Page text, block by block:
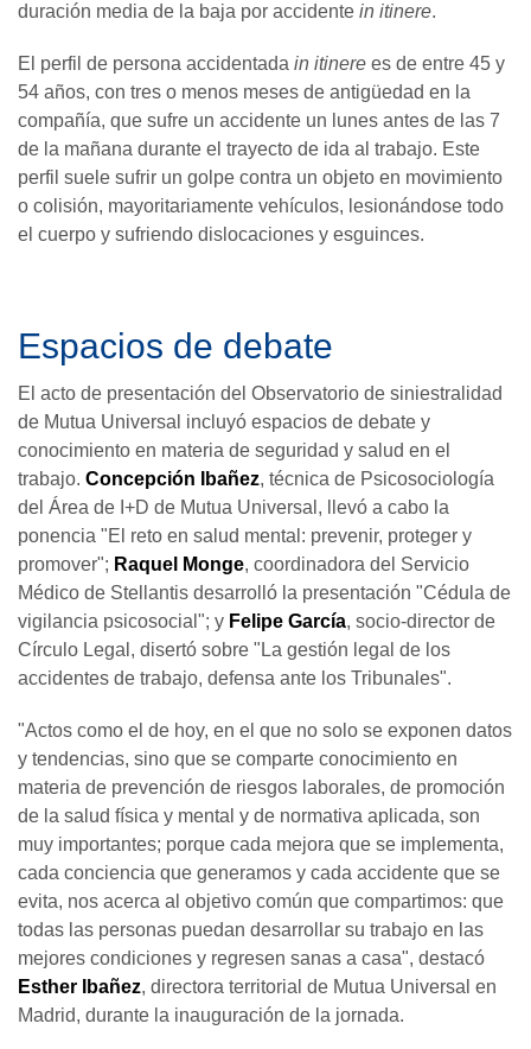
duración media de la baja por accidente in itinere.
El perfil de persona accidentada in itinere es de entre 45 y
54 años, con tres o menos meses de antigüedad en la
compañía, que sufre un accidente un lunes antes de las 7
de la mañana durante el trayecto de ida al trabajo. Este
perfil suele sufrir un golpe contra un objeto en movimiento
o colisión, mayoritariamente vehículos, lesionándose todo
el cuerpo y sufriendo dislocaciones y esguinces.
Espacios de debate
El acto de presentación del Observatorio de siniestralidad
de Mutua Universal incluyó espacios de debate y
conocimiento en materia de seguridad y salud en el
trabajo. Concepción Ibañez, técnica de Psicosociología
del Área de I+D de Mutua Universal, llevó a cabo la
ponencia "El reto en salud mental: prevenir, proteger y
promover"; Raquel Monge, coordinadora del Servicio
Médico de Stellantis desarrolló la presentación "Cédula de
vigilancia psicosocial"; y Felipe García, socio-director de
Círculo Legal, disertó sobre "La gestión legal de los
accidentes de trabajo, defensa ante los Tribunales".
"Actos como el de hoy, en el que no solo se exponen datos
y tendencias, sino que se comparte conocimiento en
materia de prevención de riesgos laborales, de promoción
de la salud física y mental y de normativa aplicada, son
muy importantes; porque cada mejora que se implementa,
cada conciencia que generamos y cada accidente que se
evita, nos acerca al objetivo común que compartimos: que
todas las personas puedan desarrollar su trabajo en las
mejores condiciones y regresen sanas a casa", destacó
Esther Ibañez, directora territorial de Mutua Universal en
Madrid, durante la inauguración de la jornada.